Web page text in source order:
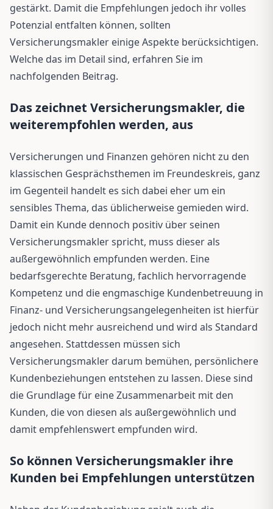
gestärkt. Damit die Empfehlungen jedoch ihr volles
Potenzial entfalten können, sollten
Versicherungsmakler einige Aspekte berücksichtigen.
Welche das im Detail sind, erfahren Sie im
nachfolgenden Beitrag.
Das zeichnet Versicherungsmakler, die
weiterempfohlen werden, aus
Versicherungen und Finanzen gehören nicht zu den
klassischen Gesprächsthemen im Freundeskreis, ganz
im Gegenteil handelt es sich dabei eher um ein
sensibles Thema, das üblicherweise gemieden wird.
Damit ein Kunde dennoch positiv über seinen
Versicherungsmakler spricht, muss dieser als
außergewöhnlich empfunden werden. Eine
bedarfsgerechte Beratung, fachlich hervorragende
Kompetenz und die engmaschige Kundenbetreuung in
Finanz- und Versicherungsangelegenheiten ist hierfür
jedoch nicht mehr ausreichend und wird als Standard
angesehen. Stattdessen müssen sich
Versicherungsmakler darum bemühen, persönlichere
Kundenbeziehungen entstehen zu lassen. Diese sind
die Grundlage für eine Zusammenarbeit mit den
Kunden, die von diesen als außergewöhnlich und
damit empfehlenswert empfunden wird.
So können Versicherungsmakler ihre
Kunden bei Empfehlungen unterstützen